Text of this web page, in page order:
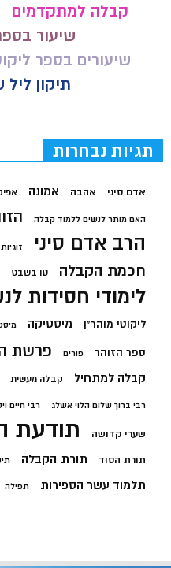
קבלה למתקדמים
שיעור
שיעורים בספר
תיקון
תגיות נבחרות
אדם סיני אהבה אמונה
האם מותר לנשים ללמוד קבלה
הרב אדם סיני זוגיות
חכמת הקבלה טו בשבט
לימודי חסידות
ליקוטי מוהר"ן מיסטיקה
ספר הזוהר פורים פרשת
קבלה למתחיל קבלה מעשית
רבי ברוך שלום הלוי אשלג רבי חיים
שערי קדושה תודעת
תורת הסוד תורת הקבלה
תלמוד עשר הספירות תפילה